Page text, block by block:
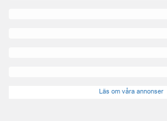
Läs om våra annonser